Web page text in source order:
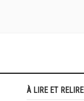
À LIRE ET RELIRE